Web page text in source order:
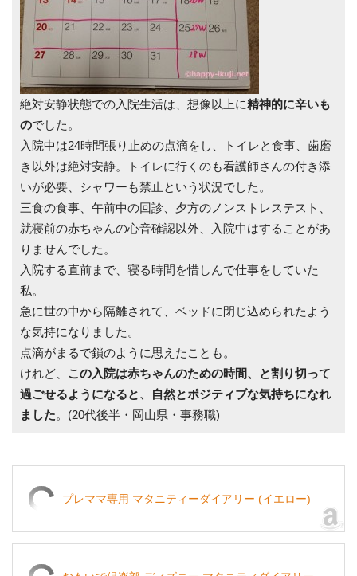
絶対安静状態での入院生活は、想像以上に精神的に辛いも
のでした。
入院中は24時間張り止めの点滴をし、トイレと食事、歯磨
き以外は絶対安静。トイレに行くのも看護師さんの付き添
いが必要、シャワーも禁止という状況でした。
三食の食事、午前中の回診、夕方のノンストレステスト、
就寝前の赤ちゃんの心音確認以外、入院中はすることがあ
りませんでした。
入院する直前まで、寝る時間を惜しんで仕事をしていた
私。
急に世の中から隔離されて、ベッドに閉じ込められたよう
な気持になりました。
点滴がまるで鎖のように思えたことも。
けれど、 この入院は赤ちゃんのための時間、と割り切って
過ごせるようになると、自然とポジティブな気持ちになれ
ました。(20代後半・岡山県・事務職)
プレママ専用 マタニティーダイアリー (イエロー)